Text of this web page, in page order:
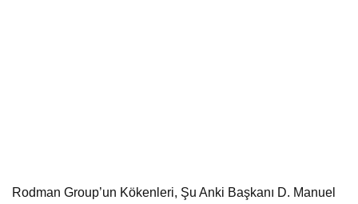
Rodman Group’un Kökenleri, Şu Anki Başkanı D. Manuel